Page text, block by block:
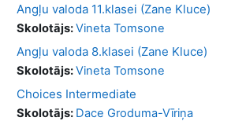
Angļu valoda 11.klasei (Zane Kluce)
Skolotājs:Vineta Tomsone
Angļu valoda 8.klasei (Zane Kluce)
Skolotājs:Vineta Tomsone
Choices Intermediate
Skolotājs: Dace Groduma-Vīriņa